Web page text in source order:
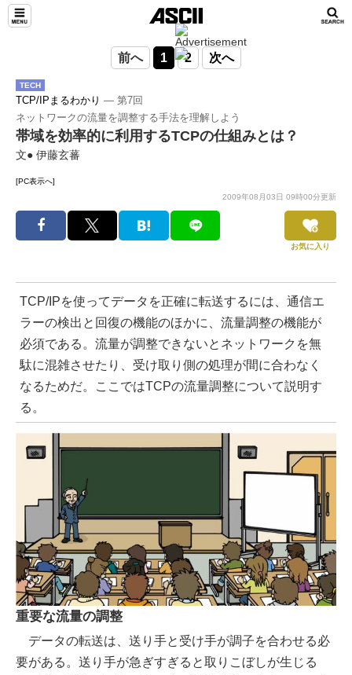
前へ 1 2 次へ
TECH
TCP/IPまるわかり ― 第7回
ネットワークの流量を調整する手法を理解しよう
帯域を効率的に利用するTCPの仕組みとは？
文● 伊藤玄蕃
[PC表示へ]
2009年08月03日 09時00分更新
お気に入り
TCP/IPを使ってデータを正確に転送するには、通信エ
ラーの検出と回復の機能のほかに、流量調整の機能が
必須である。流量が調整できないとネットワークを無
駄に混雑させたり、受け取り側の処理が間に合わなく
なるためだ。ここではTCPの流量調整について説明す
る。
重要な流量の調整
データの転送は、送り手と受け手が調子を合わせる必
要がある。送り手が急ぎすぎると取りこぼしが生じる